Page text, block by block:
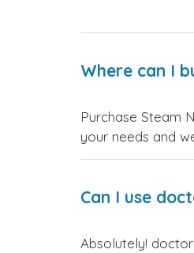
Where can I
Purchase Steam
your needs and
Can I use
Absolutely!